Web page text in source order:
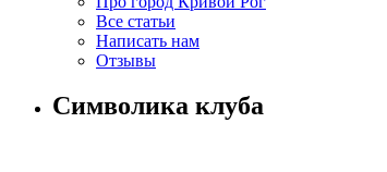
Все статьи
Написать нам
Отзывы
Символика клуба